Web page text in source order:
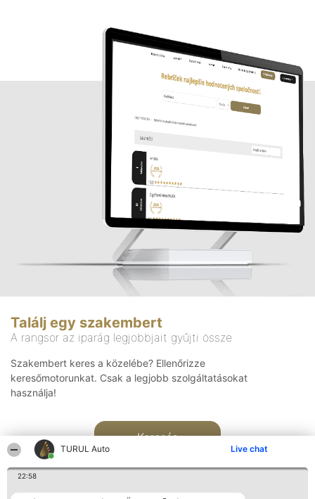
TURUL Auto Live chat
22:58
Találj egy szakembert
A rangsor az iparág legjobbjait gyűjti össze
Szakembert keres a közelébe? Ellenőrizze
keresőmotorunkat. Csak a legjobb szolgáltatásokat
használja!
Keresés